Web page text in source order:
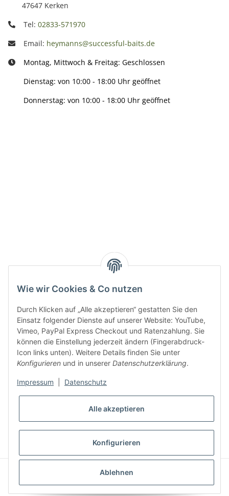
Wie wir Cookies & Co nutzen
Durch Klicken auf „Alle akzeptieren“ gestatten Sie den
Einsatz folgender Dienste auf unserer Website: YouTube,
Vimeo, PayPal Express Checkout und Ratenzahlung. Sie
können die Einstellung jederzeit ändern (Fingerabdruck-
Icon links unten). Weitere Details finden Sie unter
Konfigurieren und in unserer Datenschutzerklärung.
Impressum Datenschutz
Alle akzeptieren
Konfigurieren
Ablehnen
47647 Kerken
Tel: 02833-571970
Email: heymanns@successful-baits.de
Montag, Mittwoch & Freitag: Geschlossen
Dienstag: von 10:00 - 18:00 Uhr geöffnet
Donnerstag: von 10:00 - 18:00 Uhr geöffnet
Gesetzliche Informationen
* Alle Preise inkl. gesetzlicher USt., zzgl.
VERTRAG WIDERRUFEN
CLEARIX JTL-Shop Template